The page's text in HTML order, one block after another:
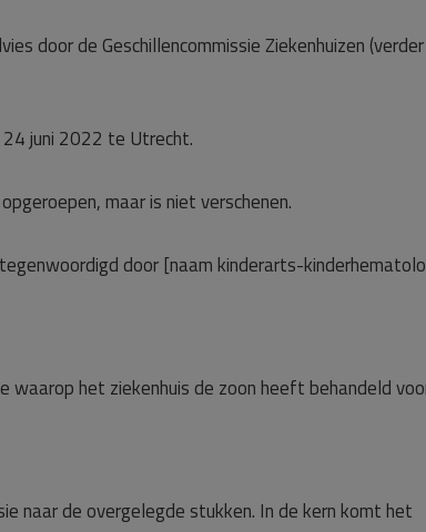
door de Geschillencommissie Ziekenhuizen
juni 2022 te Utrecht.
maar is niet verschenen.
door [naam kinderarts-
het ziekenhuis de zoon heeft behandeld
naar de overgelegde stukken. In de kern komt het